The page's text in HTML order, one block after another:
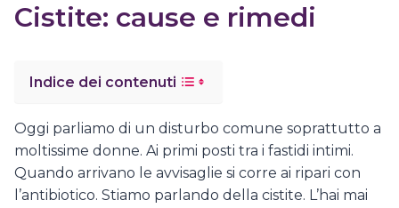
Cistite: cause e rimedi
Indice dei contenuti
Oggi parliamo di un disturbo comune soprattutto a
moltissime donne. Ai primi posti tra i fastidi intimi.
Quando arrivano le avvisaglie si corre ai ripari con
l’antibiotico. Stiamo parlando della cistite. L’hai mai